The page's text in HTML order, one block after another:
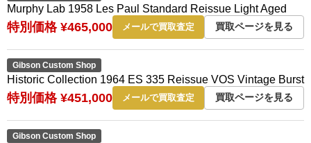
Murphy Lab 1958 Les Paul Standard Reissue Light Aged
特別価格 ¥465,000 メールで買取査定 買取ページを見る
Gibson Custom Shop
Historic Collection 1964 ES 335 Reissue VOS Vintage Burst
特別価格 ¥451,000 メールで買取査定 買取ページを見る
Gibson Custom Shop